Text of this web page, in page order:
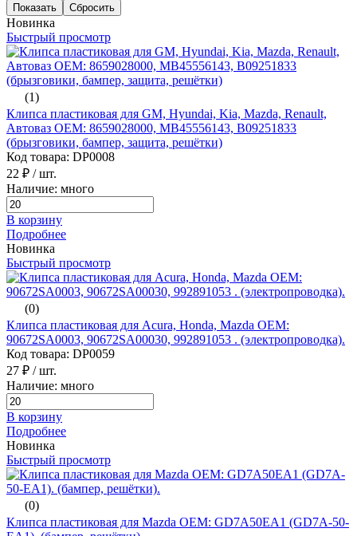
Новинка
Быстрый просмотр
(1)
Клипса пластиковая для GM, Hyundai, Kia, Mazda, Renault,
Автоваз ОЕМ: 8659028000, MB45556143, B09251833
(брызговики, бампер, защита, решётки)
Код товара: DP0008
22 ₽ / шт.
Наличие: много
В корзину
Подробнее
Новинка
Быстрый просмотр
(0)
Клипса пластиковая для Acura, Honda, Mazda ОЕМ:
90672SA0003, 90672SA00030, 992891053 . (электропроводка).
Код товара: DP0059
27 ₽ / шт.
Наличие: много
В корзину
Подробнее
Новинка
Быстрый просмотр
(0)
Клипса пластиковая для Mazda ОЕМ: GD7A50EA1 (GD7A-50-